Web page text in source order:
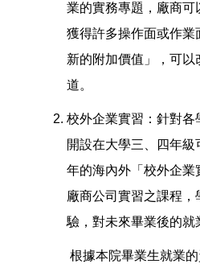
業的實務專題，廠商可
獲得許多操作面或作業
新的附加價值」，可
道。
校外企業實習：針對各
開設在大學三、四年
年的海內外「校外企業
廠商公司實習之課程
驗，對未來畢業後的就
根據本院畢業生就業